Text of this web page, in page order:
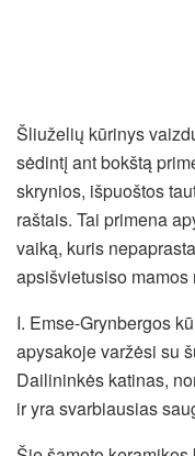
Šliuželių kūrinys
sėdintį ant bokštą
skrynios, išpuoštos
raštais. Tai primena
vaiką, kuris
apsišvietusiso
I. Emse-Grynbergos
apysakoje varžėsi su
Dailininkės katinas,
ir yra svarbiausias